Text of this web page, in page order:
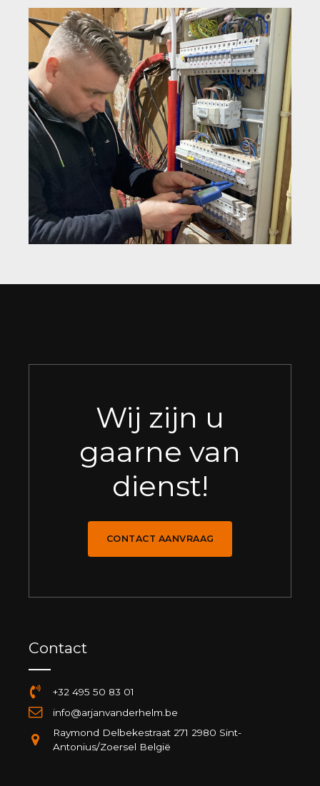
Wij zijn u
gaarne van
dienst!
CONTACT AANVRAAG
Contact
+32 495 50 83 01
info@arjanvanderhelm.be
Raymond Delbekestraat 271 2980 Sint-
Antonius/Zoersel België